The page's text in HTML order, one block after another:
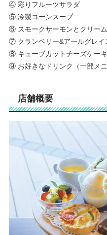
④ 彩りフルーツサラダ
⑤ 冷製コーンスープ
⑥ スモークサーモンとクリー
⑦ クランベリー&アールグレイ
⑧ キューブカットチーズケーキ
⑨ お好きなドリンク（一部メニ
店舗概要